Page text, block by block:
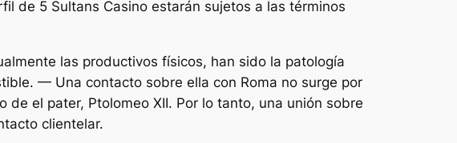
de 5 Sultans Casino estarán sujetos a las términos
las productivos físicos, han sido la patologí­a
— Una contacto sobre ella con Roma no surge por
el pater, Ptolomeo XII. Por lo tanto, una unión sobre
clientelar.